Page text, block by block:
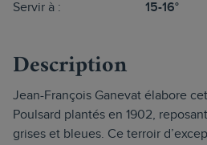
Servir à : 15-16°
Description
Jean-François Ganevat élabore
Poulsard plantés en 1902,
grises et bleues. Ce terroir